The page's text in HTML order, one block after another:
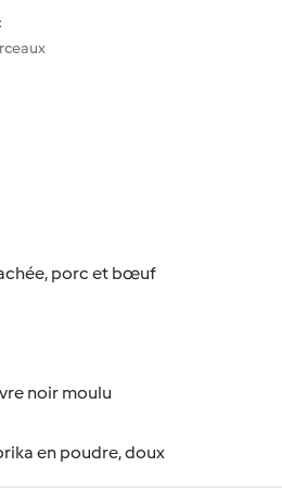
porc et bœuf
noir moulu
en poudre, doux